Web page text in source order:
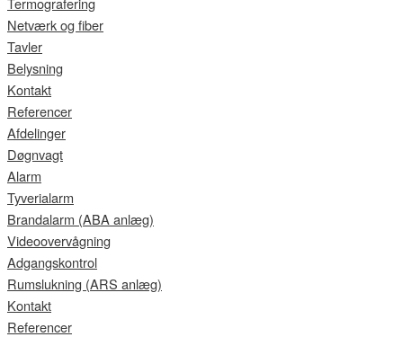
Netværk og fiber
Tavler
Belysning
Kontakt
Referencer
Afdelinger
Døgnvagt
Alarm
Tyverialarm
Brandalarm (ABA anlæg)
Videoovervågning
Adgangskontrol
Rumslukning (ARS anlæg)
Kontakt
Referencer